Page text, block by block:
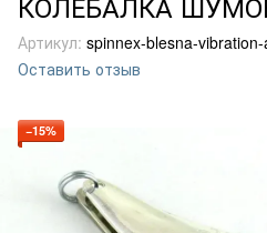
Артикул: spinnex-blesna-
Оставить отзыв
−15%